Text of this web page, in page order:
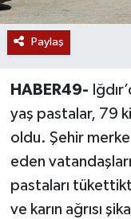
Paylaş
HABER49-
yaş pastalar, 79
oldu. Şehir
eden
pastaları
ve karın ağrısı
Muş
Korkut
Bulanık
Malazgirt